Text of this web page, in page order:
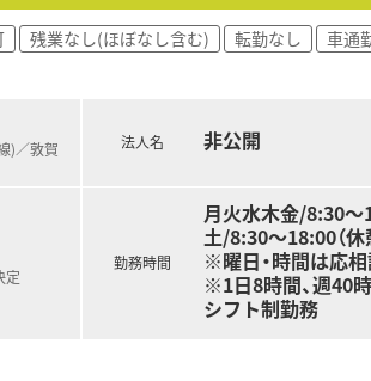
残業なし(ほぼなし含む) 転勤なし 車通
)／敦賀
定
法人名 非公開
勤務時間
月火水木金/8:30～
土/8:30～18:00（休
※曜日・時間は応
※1日8時間、週40
シフト制勤務